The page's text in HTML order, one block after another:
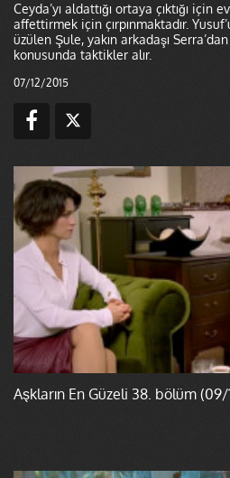
Ceyda’yı aldattığı ortaya çıktığı
affettirmek için çırpınmaktadır.
üzülen Şule, yakın arkadaşı
konusunda taktikler alır.
07/12/2015
Aşkların En Güzeli 38. bölüm (09/